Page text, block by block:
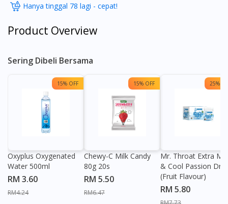
Hanya tinggal 78 lagi - cepat!
Product Overview
Sering Dibeli Bersama
15% OFF
Oxyplus Oxygenated
Water 500ml
RM 3.60
RM4.24
15% OFF
Chewy-C Milk Candy
80g 20s
RM 5.50
RM6.47
25%
Mr. Throat Extra
& Cool Passion
(Fruit Flavour)
RM 5.80